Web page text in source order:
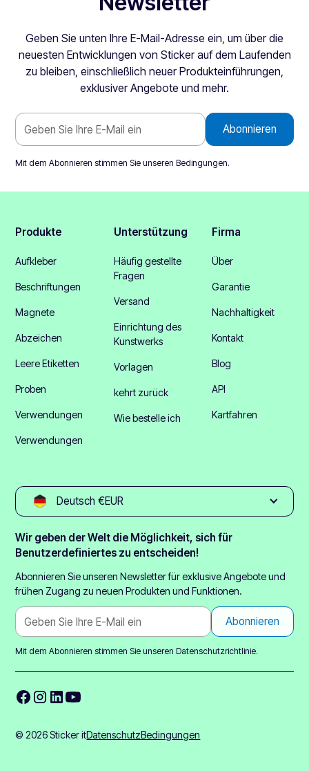
Geben Sie unten Ihre E-Mail-Adresse ein, um über die
neuesten Entwicklungen von Sticker auf dem Laufenden
zu bleiben, einschließlich neuer Produkteinführungen,
exklusiver Angebote und mehr.
Mit dem Abonnieren stimmen Sie unserenBedingungen.
Produkte
Aufkleber
Beschriftungen
Magnete
Abzeichen
Leere Etiketten
Proben
Verwendungen
Verwendungen
Unterstützung
Häufig gestellte
Fragen
Versand
Einrichtung des
Kunstwerks
Vorlagen
kehrt zurück
Wie bestelle ich
Firma
Über
Garantie
Nachhaltigkeit
Kontakt
Blog
API
Kartfahren
Deutsch €EUR
Wir geben der Welt die Möglichkeit, sich für
Benutzerdefiniertes zu entscheiden!
Abonnieren Sie unseren Newsletter für exklusive Angebote und
frühen Zugang zu neuen Produkten und Funktionen.
Mit dem Abonnieren stimmen Sie unserenDatenschutzrichtlinie.
© 2026 Sticker itDatenschutzBedingungen